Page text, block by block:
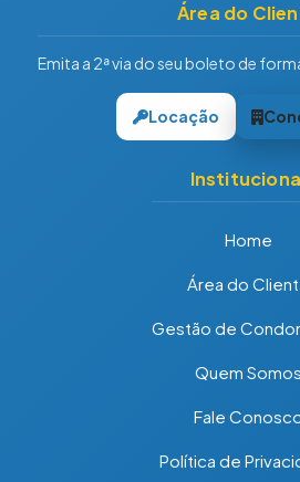
Área do
Emita a 2ª via do seu boleto de
Locação
Home
Área do
Gestão de
Quem Somos
Fale
Política de